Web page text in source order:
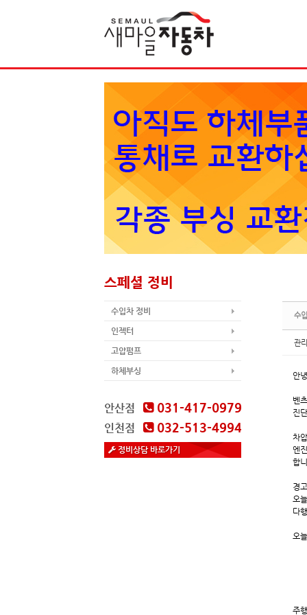
스페셜 정비
수입차 정비
인젝터
고압펌프
하체부싱
안산점 031-417-0979
인천점 032-513-4994
정비상담 바로가기
수
관
안
벤
진
차
엔
합
경
오
다
오
주